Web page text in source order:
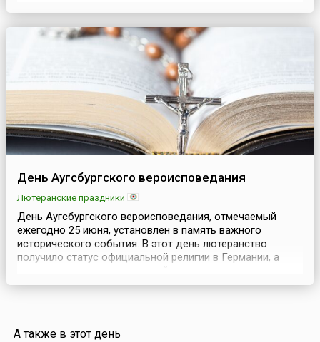
в 1991 году. Но 14 ноября 2019 года хорватский
парламент принял новый закон о праздниках и перенес
День государственности на 30 мая, а дата 25 июня ст...
День Аугсбургского вероисповедания
Лютеранские праздники
День Аугсбургского вероисповедания, отмечаемый
ежегодно 25 июня, установлен в память важного
исторического события. В этот день лютеранство
получило статус официальной религии в Германии, а
Аугсбургское исповедание (лат. Confessio Augustana,
А также в этот день